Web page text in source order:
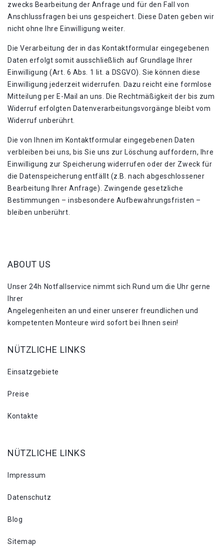
zwecks Bearbeitung der Anfrage und für den Fall von
Anschlussfragen bei uns gespeichert. Diese Daten geben wir
nicht ohne Ihre Einwilligung weiter.
Die Verarbeitung der in das Kontaktformular eingegebenen
Daten erfolgt somit ausschließlich auf Grundlage Ihrer
Einwilligung (Art. 6 Abs. 1 lit. a DSGVO). Sie können diese
Einwilligung jederzeit widerrufen. Dazu reicht eine formlose
Mitteilung per E-Mail an uns. Die Rechtmäßigkeit der bis zum
Widerruf erfolgten Datenverarbeitungsvorgänge bleibt vom
Widerruf unberührt.
Die von Ihnen im Kontaktformular eingegebenen Daten
verbleiben bei uns, bis Sie uns zur Löschung auffordern, Ihre
Einwilligung zur Speicherung widerrufen oder der Zweck für
die Datenspeicherung entfällt (z.B. nach abgeschlossener
Bearbeitung Ihrer Anfrage). Zwingende gesetzliche
Bestimmungen – insbesondere Aufbewahrungsfristen –
bleiben unberührt.
ABOUT US
Unser 24h Notfallservice nimmt sich Rund um die Uhr gerne
Ihrer
Angelegenheiten an und einer unserer freundlichen und
kompetenten Monteure wird sofort bei Ihnen sein!
NÜTZLICHE LINKS
Einsatzgebiete
Preise
Kontakte
NÜTZLICHE LINKS
Impressum
Datenschutz
Blog
Sitemap